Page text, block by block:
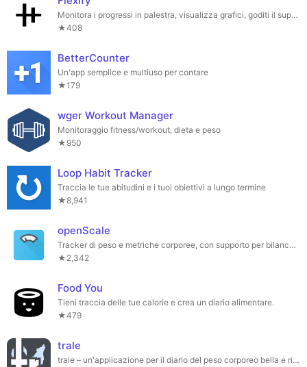
Monitora i progressi in palestra, visualizza grafici, goditi il supporto offline e i timer.
★408
BetterCounter
Un'app semplice e multiuso per contare
★179
wger Workout Manager
Monitoraggio fitness/workout, dieta e peso
★950
Loop Habit Tracker
Traccia le tue abitudini e i tuoi obiettivi a lungo termine
★8,941
openScale
Tracker di peso e metriche corporee, con supporto per bilance Bluetooth.
★2,342
Food You
Tieni traccia delle tue calorie e crea un diario alimentare.
★479
trale
trale – un'applicazione per il diario del peso corporeo bella e rispettosa della tua privacy 🐺